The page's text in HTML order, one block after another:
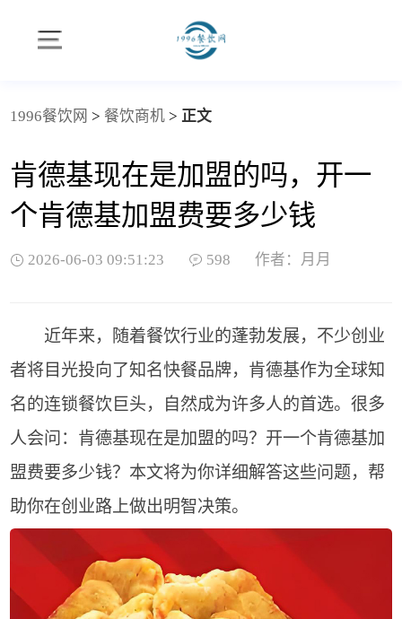
1996餐饮网 > 餐饮商机> 正文
肯德基现在是加盟的吗，开一
个肯德基加盟费要多少钱
2026-06-03 09:51:23 598 作者：月月
近年来，随着餐饮行业的蓬勃发展，不少创业
者将目光投向了知名快餐品牌，肯德基作为全球知
名的连锁餐饮巨头，自然成为许多人的首选。很多
人会问：肯德基现在是加盟的吗？开一个肯德基加
盟费要多少钱？本文将为你详细解答这些问题，帮
助你在创业路上做出明智决策。